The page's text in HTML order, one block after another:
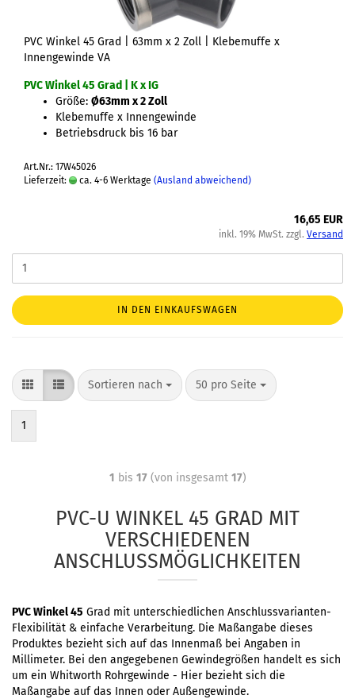
PVC Winkel 45 Grad | 63mm x 2 Zoll | Klebemuffe x
Innengewinde VA
PVC Winkel 45 Grad | K x IG
Größe: Ø63mm x 2 Zoll
Klebemuffe x Innengewinde
Betriebsdruck bis 16 bar
Art.Nr.: 17W45026
Lieferzeit:
ca. 4-6 Werktage (Ausland abweichend)
16,65 EUR
inkl. 19% MwSt. zzgl. Versand
IN DEN EINKAUFSWAGEN
Sortieren nach 50 pro Seite
1
1 bis 17(von insgesamt 17)
PVC-U WINKEL 45 GRAD MIT
VERSCHIEDENEN
ANSCHLUSSMÖGLICHKEITEN
​PVC Winkel 45 Grad mit unterschiedlichen Anschlussvarianten-
Flexibilität & einfache Verarbeitung. Die Maßangabe dieses
Produktes bezieht sich auf das Innenmaß bei Angaben in
Millimeter. Bei den angegebenen Gewindegrößen handelt es sich
um ein Whitworth Rohrgewinde - Hier bezieht sich die
Maßangabe auf das Innen oder Außengewinde.